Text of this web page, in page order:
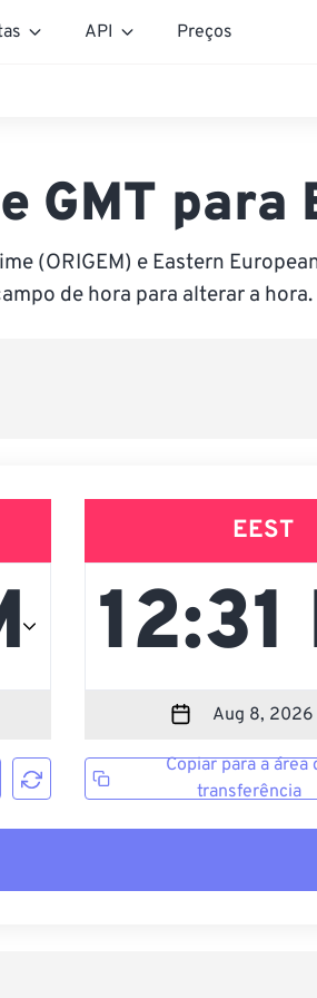
API Preços
GMT para
(ORIGEM) e Eastern
de hora para alterar a hora.
EEST
Copiar para a área
transferência